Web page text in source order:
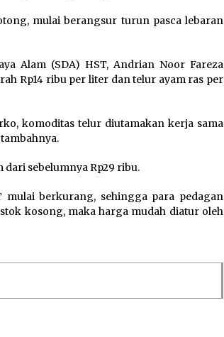
mulai berangsur turun pasca lebaran
Alam (SDA) HST, Andrian Noor Fareza
Rp14 ribu per liter dan telur ayam ras per
komoditas telur diutamakan kerja sama
sebelumnya Rp29 ribu.
berkurang, sehingga para pedagan
kosong, maka harga mudah diatur oleh